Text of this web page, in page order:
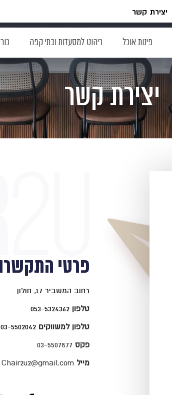
יצירת קשר
פינות אוכל ריהוט למסעדות ובתי קפה
יצירת קשר
פרטי
רחוב המשביר 17, חולון
טלפון 053-5324362
טלפון למשווקים 03-5502042
פקס
מייל